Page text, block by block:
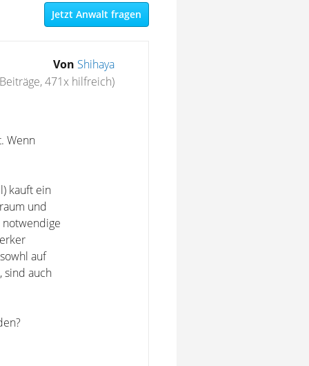
Jetzt Anwalt fragen
Von Shihaya
471x hilfreich)
Wenn
kauft ein
und
auf
sind auch